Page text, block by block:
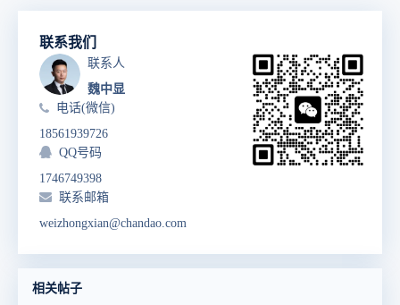
联系我们
联系人
魏中显
电话(微信)
18561939726
QQ号码
1746749398
联系邮箱
weizhongxian@chandao.com
相关帖子